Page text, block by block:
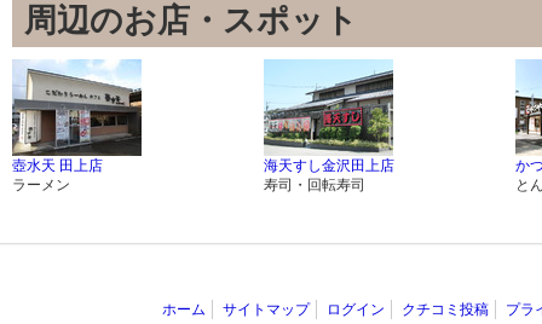
周辺のお店・スポット
壺水天 田上店
ラーメン
海天すし金沢田上店
寿司・回転寿司
か
と
ホーム サイトマップ ログイン クチコミ投稿 プラ